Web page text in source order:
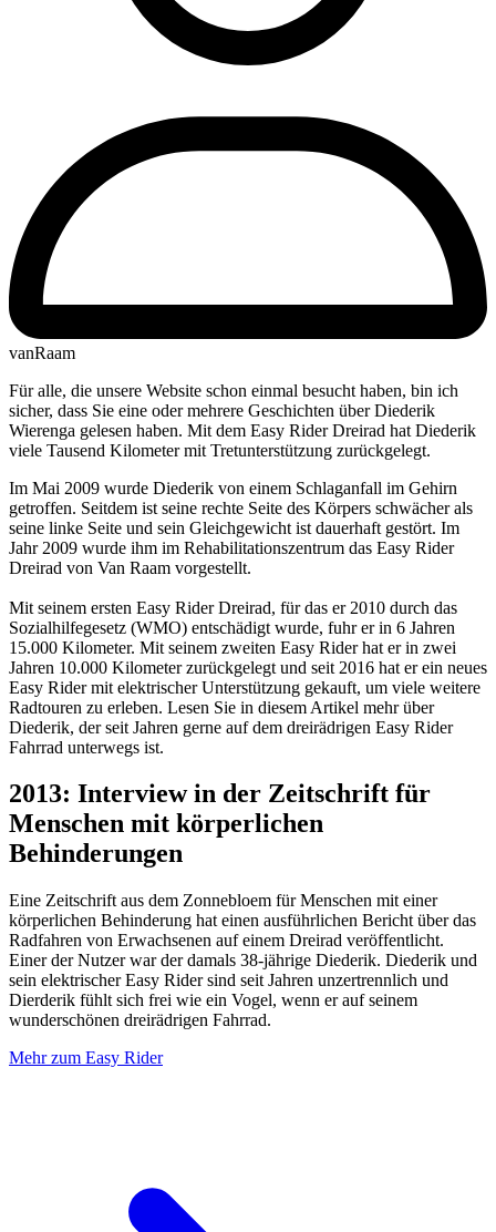
vanRaam
Für alle, die unsere Website schon einmal besucht haben, bin ich
sicher, dass Sie eine oder mehrere Geschichten über Diederik
Wierenga gelesen haben. Mit dem Easy Rider Dreirad hat Diederik
viele Tausend Kilometer mit Tretunterstützung zurückgelegt.
Im Mai 2009 wurde Diederik von einem Schlaganfall im Gehirn
getroffen. Seitdem ist seine rechte Seite des Körpers schwächer als
seine linke Seite und sein Gleichgewicht ist dauerhaft gestört. Im
Jahr 2009 wurde ihm im Rehabilitationszentrum das Easy Rider
Dreirad von Van Raam vorgestellt.
Mit seinem ersten Easy Rider Dreirad, für das er 2010 durch das
Sozialhilfegesetz (WMO) entschädigt wurde, fuhr er in 6 Jahren
15.000 Kilometer. Mit seinem zweiten Easy Rider hat er in zwei
Jahren 10.000 Kilometer zurückgelegt und seit 2016 hat er ein neues
Easy Rider mit elektrischer Unterstützung gekauft, um viele weitere
Radtouren zu erleben. Lesen Sie in diesem Artikel mehr über
Diederik, der seit Jahren gerne auf dem dreirädrigen Easy Rider
Fahrrad unterwegs ist.
2013: Interview in der Zeitschrift für
Menschen mit körperlichen
Behinderungen
Eine Zeitschrift aus dem Zonnebloem für Menschen mit einer
körperlichen Behinderung hat einen ausführlichen Bericht über das
Radfahren von Erwachsenen auf einem Dreirad veröffentlicht.
Einer der Nutzer war der damals 38-jährige Diederik. Diederik und
sein elektrischer Easy Rider sind seit Jahren unzertrennlich und
Dierderik fühlt sich frei wie ein Vogel, wenn er auf seinem
wunderschönen dreirädrigen Fahrrad.
Mehr zum Easy Rider